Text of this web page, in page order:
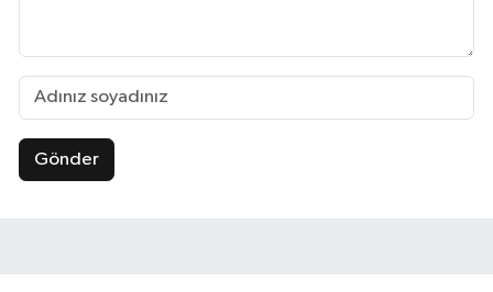
Gönder